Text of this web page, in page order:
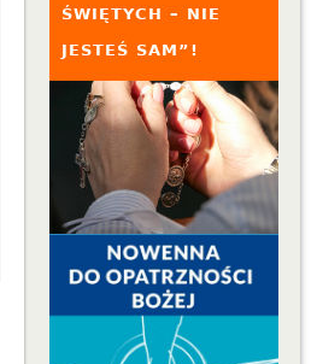
ŚWIĘTYCH – NIE
JESTEŚ SAM”!